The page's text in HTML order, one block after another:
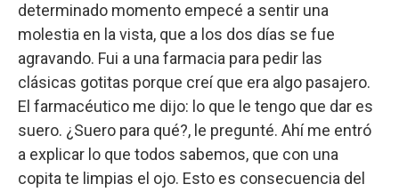
determinado momento empecé a sentir una
molestia en la vista, que a los dos días se fue
agravando. Fui a una farmacia para pedir las
clásicas gotitas porque creí que era algo pasajero.
El farmacéutico me dijo: lo que le tengo que dar es
suero. ¿Suero para qué?, le pregunté. Ahí me entró
a explicar lo que todos sabemos, que con una
copita te limpias el ojo. Esto es consecuencia del